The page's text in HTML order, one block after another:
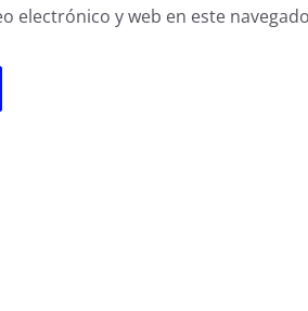
electrónico y web en este